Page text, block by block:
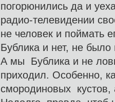
погорюнились да и
радио-телевидении
не человек и поймать
Бублика и нет, не
А мы Бублика и не
приходил. Особенно,
смородиновых кустов,